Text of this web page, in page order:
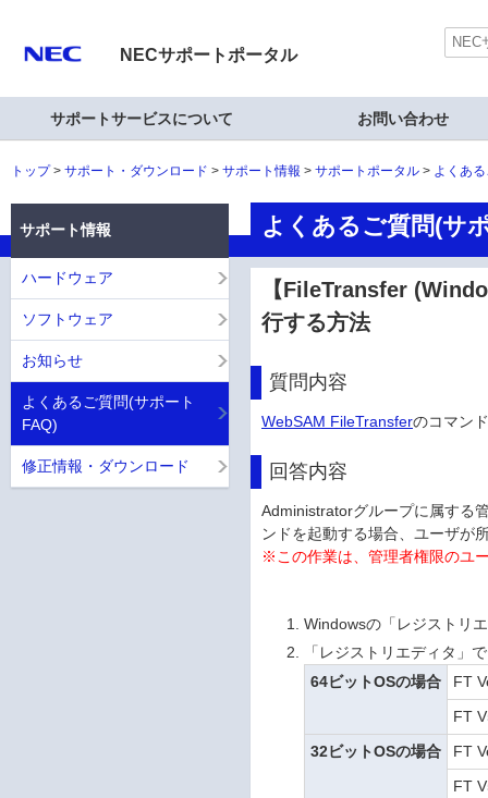
NECサポートポータル
サポートサービスについて お問い合わせ
トップ サポート・ダウンロード サポート情報 サポートポータル よくあ
よくあるご質問(サ
【FileTransfer
行する方法
質問内容
WebSAM FileTransferのコマン
回答内容
Administratorグループに属する
ンドを起動する場合、ユーザが
※この作業は、管理者権限のユ
Windowsの「レジストリ
「レジストリエディタ」
64ビットOSの場合
FT
FT
32ビットOSの場合
FT
FT
サポート情報
ハードウェア
ソフトウェア
お知らせ
よくあるご質問(サポート
FAQ)
修正情報・ダウンロード